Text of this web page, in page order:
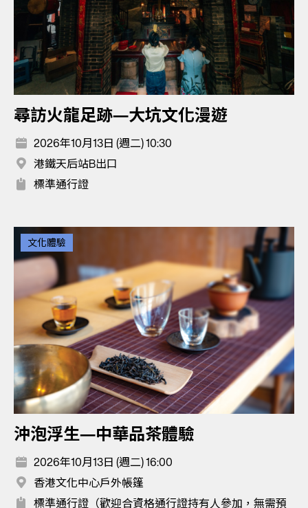
尋訪火龍足跡—大坑文化漫遊
2026年10月13日 (週二) 10:30
港鐵天后站B出口
標準通行證
文化體驗
沖泡浮生—中華品茶體驗
2026年10月13日 (週二) 16:00
香港文化中心戶外帳篷
標準通行證（歡迎合資格通行證持有人參加，無需預